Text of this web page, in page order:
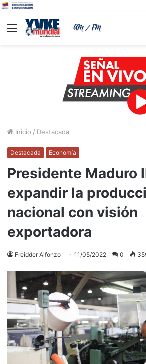
Menu
Inicio / Destacada
Destacada Economía
Presidente Maduro
expandir la
nacional con visión
exportadora
Freidder Alfonzo 11/05/2022 0